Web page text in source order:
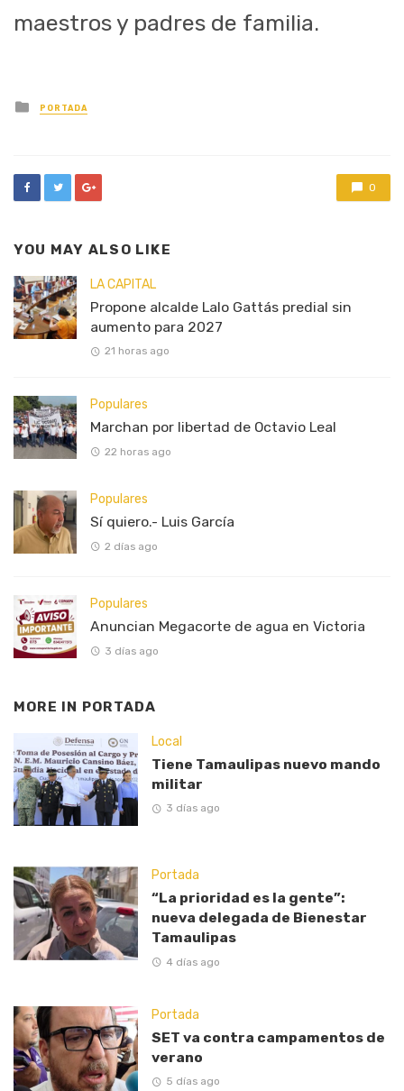
maestros y padres de familia.
Posted
in
PORTADA
0
YOU MAY ALSO LIKE
LA CAPITAL
Propone alcalde Lalo Gattás predial sin
aumento para 2027
21 horas ago
Populares
Marchan por libertad de Octavio Leal
22 horas ago
Populares
Sí quiero.- Luis García
2 días ago
Populares
Anuncian Megacorte de agua en Victoria
3 días ago
MORE IN PORTADA
Local
Tiene Tamaulipas nuevo mando
militar
3 días ago
Portada
“La prioridad es la gente”:
nueva delegada de Bienestar
Tamaulipas
4 días ago
Portada
SET va contra campamentos de
verano
5 días ago